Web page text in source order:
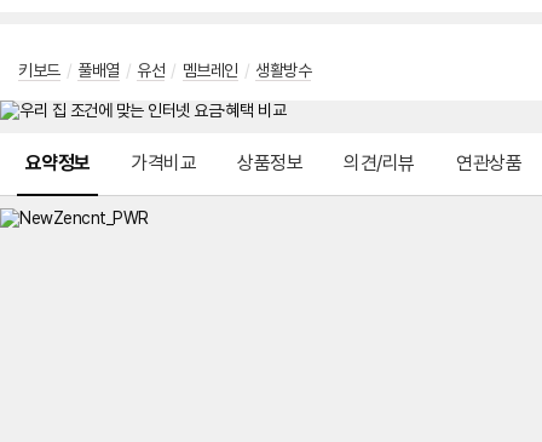
키보드 / 풀배열 / 유선 / 멤브레인 / 생활방수
요약정보 가격비교 상품정보 의견/리뷰 연관상품